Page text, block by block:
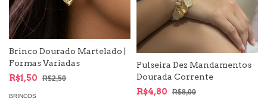
Brinco Dourado Martelado |
Formas Variadas
R$1,50
R$2,50
BRINCOS
Pulseira Dez Mandamentos
Dourada Corrente
R$4,80
R$8,00